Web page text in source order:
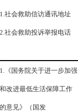
1.社会救助信访通讯地址
2.社会救助投诉举报电话
1.《国务院关于进一步加强
和改进最低生活保障工作
的意见》（国发